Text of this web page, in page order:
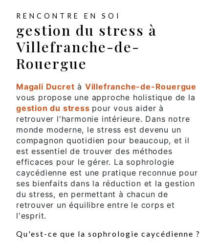
RENCONTRE EN SOI
gestion du stress à
Villefranche-de-
Rouergue
Magali Ducret à Villefranche-de-Rouergue
vous propose une approche holistique de la
gestion du stress pour vous aider à
retrouver l'harmonie intérieure. Dans notre
monde moderne, le stress est devenu un
compagnon quotidien pour beaucoup, et il
est essentiel de trouver des méthodes
efficaces pour le gérer. La sophrologie
caycédienne est une pratique reconnue pour
ses bienfaits dans la réduction et la gestion
du stress, en permettant à chacun de
retrouver un équilibre entre le corps et
l'esprit.
Qu'est-ce que la sophrologie caycédienne ?